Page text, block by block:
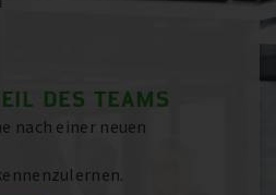
DES TEAMS
nach einer neuen